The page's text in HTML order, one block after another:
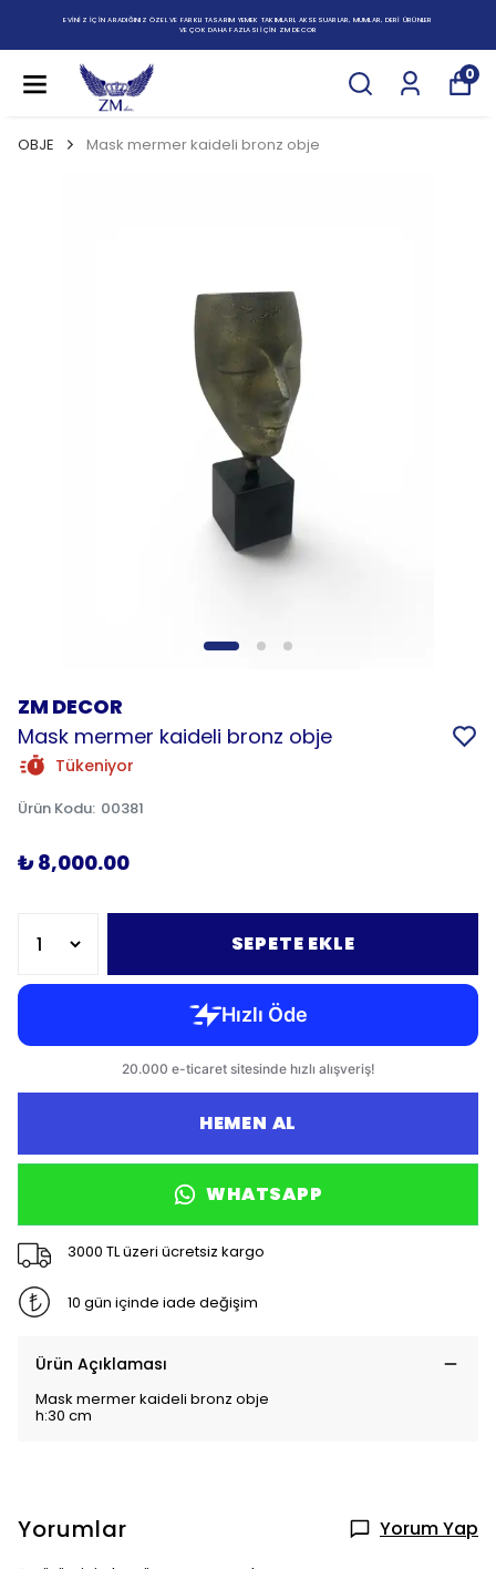
EVİNİZ İÇİN ARADIĞINIZ ÖZEL VE FARKLI TASARIM YEMEK TAKIMLARI, AKSESUARLAR, MUMLAR, DERİ ÜRÜNLER
VE ÇOK DAHA FAZLASI İÇİN ZM DECOR
0
OBJE Mask mermer kaideli bronz obje
ZM DECOR
Mask mermer kaideli bronz obje
Tükeniyor
Ürün Kodu: 00381
₺ 8,000.00
SEPETE EKLE
HEMEN AL
WHATSAPP
3000 TL üzeri ücretsiz kargo
10 gün içinde iade değişim
Ürün Açıklaması
Mask mermer kaideli bronz obje
h:30 cm
Yorumlar Yorum Yap